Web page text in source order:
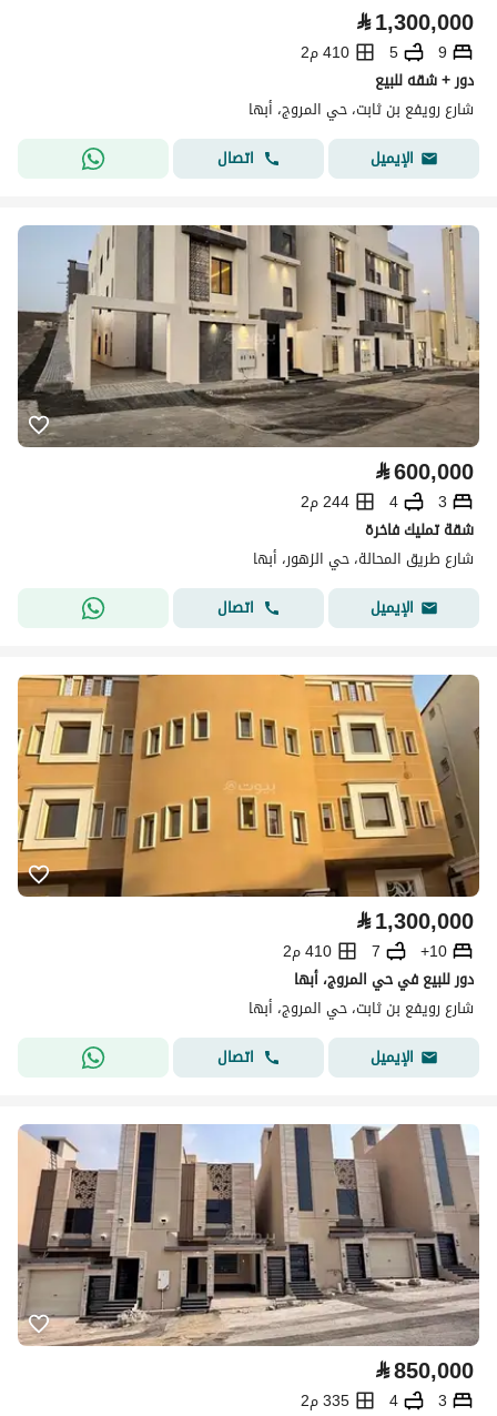
⃁1,300,000
9
5
410 م2
دور + شقه للبيع
شارع رويفع بن ثابت، حي المروج، أبها
الإيميل
اتصال
⃁600,000
3
4
244 م2
شقة تمليك فاخرة
شارع طريق المحالة، حي الزهور، أبها
الإيميل
اتصال
⃁1,300,000
10+
7
410 م2
دور للبيع في حي المروج، أبها
شارع رويفع بن ثابت، حي المروج، أبها
الإيميل
اتصال
⃁850,000
3
4
335 م2